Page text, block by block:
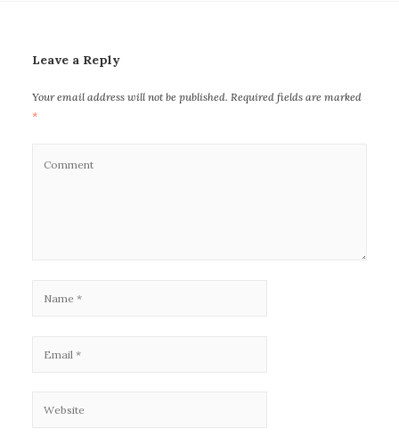
Leave a Reply
Your email address will not be published. Required fields are marked
*